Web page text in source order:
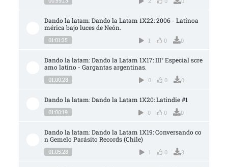
Dando la latam: Dando la Latam 1X22: 2006 - Latinoa
mérica bajo luces de Neón.
01:01:35 1 0 0
Dando la latam: Dando la Latam 1X17: III° Especial scre
amo latino - Gargantas argentinas.
01:00:28 0 0 0
Dando la latam: Dando la Latam 1X20: Latindie #1
01:00:19 0 0 0
Dando la latam: Dando la Latam 1X19: Conversando co
n Gemelo Parásito Records (Chile)
01:05:28 1 0 3